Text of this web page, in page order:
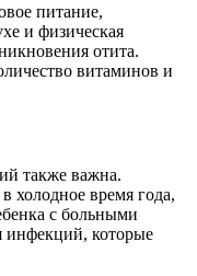
питание,
и физическая
отита.
витаминов и
также важна.
холодное время года,
с больными
инфекций, которые